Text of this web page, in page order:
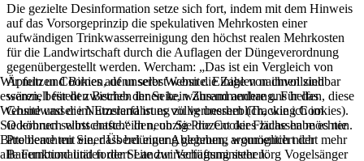
Die gezielte Desinformation setze sich fort, indem mit dem Hinweis
auf das Vorsorgeprinzip die spekulativen Mehrkosten einer
aufwändigen Trinkwasserreinigung den höchst realen Mehrkosten
für die Landwirtschaft durch die Auflagen der Düngeverordnung
gegenübergestellt werden. Wercham: „Das ist ein Vergleich von
Äpfeln und Birnen, denn selbst wenn die Zahlen nachvollziehbar
wären, besteht zwischen ihnen kein Zusammenhang. Für das
Grundwasser im Emsland ist es völlig unerheblich, wie ich im
Oderbruch wirtschafte.“ In neunzig Prozent der Fläche habe es nie
Probleme mit einer Überdüngung gegeben, argumentiert der
Bauernbund und fordert Landwirtschaftsminister Jörg Vogelsänger
Wir nutzen Cookies auf unserer Website. Einige von ihnen sind
essenziell für den Betrieb der Seite, während andere uns helfen, diese
Website und die Nutzererfahrung zu verbessern (Tracking Cookies).
Sie können selbst entscheiden, ob Sie die Cookies zulassen möchten.
Bitte beachten Sie, dass bei einer Ablehnung womöglich nicht mehr
alle Funktionalitäten der Seite zur Verfügung stehen.